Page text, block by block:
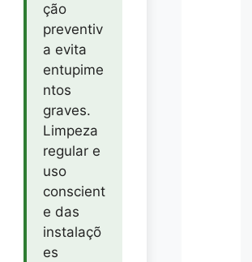
ção
preventiv
a evita
entupime
ntos
graves.
Limpeza
regular e
uso
conscient
e das
instalaçõ
es